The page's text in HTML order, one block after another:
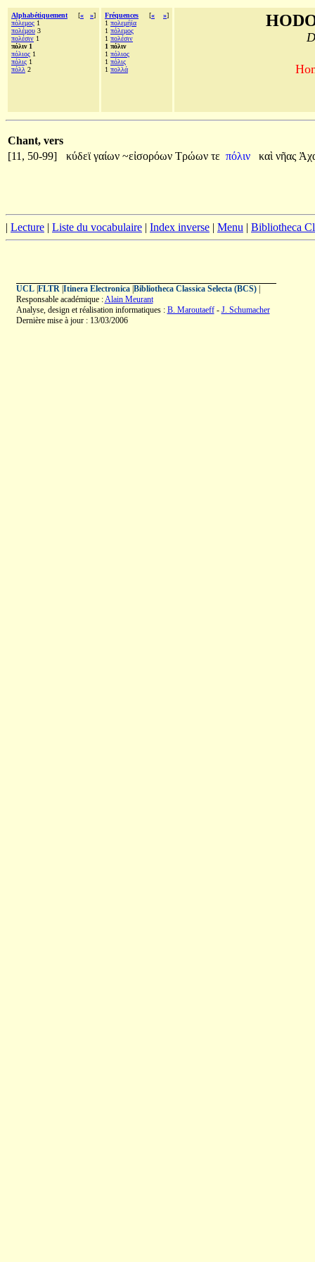
Alphabétiquement [« »]
πόλεμος 1
πολέμου 3
πολέσιν 1
πόλιν 1
πόλιος 1
πόλις 1
πόλλ 2
Fréquences [« »]
1 πολεμήϊα
1 πόλεμος
1 πολέσιν
1 πόλιν
1 πόλιος
1 πόλις
1 πολλά
Chant, vers
[11, 50-99]
κύδεϊγαίων ~εἰσορόων Τρώων τε πόλιν καὶ νῆας
| Lecture | Liste du vocabulaire | Index inverse | Menu | Bibliotheca
UCL| FLTR| Itinera Electronica| Bibliotheca Classica Selecta (BCS)|
Responsable académique :Alain Meurant
Analyse, design et réalisation informatiques : B. Maroutaeff- J. Schumacher
Dernière mise à jour : 13/03/2006